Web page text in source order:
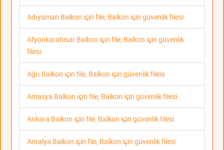
Adıyaman Balkon için file, Balkon için güvenlik filesi
Afyonkarahisar Balkon için file, Balkon için güvenlik
filesi
Ağrı Balkon için file, Balkon için güvenlik filesi
Amasya Balkon için file, Balkon için güvenlik filesi
Ankara Balkon için file, Balkon için güvenlik filesi
Antalya Balkon için file, Balkon için güvenlik filesi